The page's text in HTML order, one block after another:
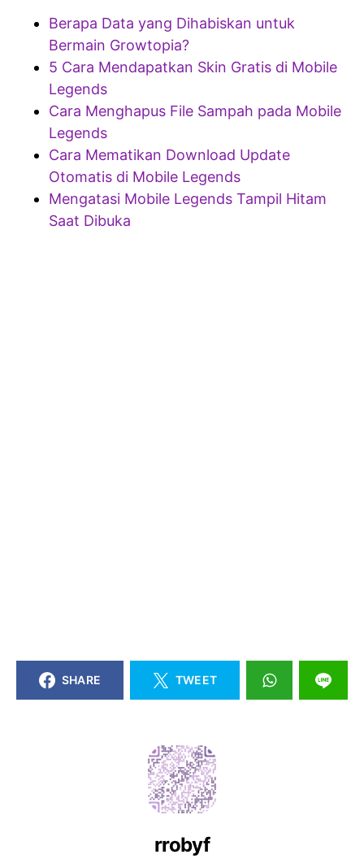
Berapa Data yang Dihabiskan untuk
Bermain Growtopia?
5 Cara Mendapatkan Skin Gratis di Mobile
Legends
Cara Menghapus File Sampah pada Mobile
Legends
Cara Mematikan Download Update
Otomatis di Mobile Legends
Mengatasi Mobile Legends Tampil Hitam
Saat Dibuka
SHARE TWEET
rrobyf